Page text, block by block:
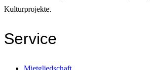
Kulturprojekte.
Service
Mietgliedschaft